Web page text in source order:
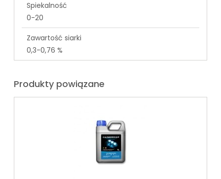
Spiekalność
0-20
Zawartość siarki
0,3-0,76 %
Produkty powiązane